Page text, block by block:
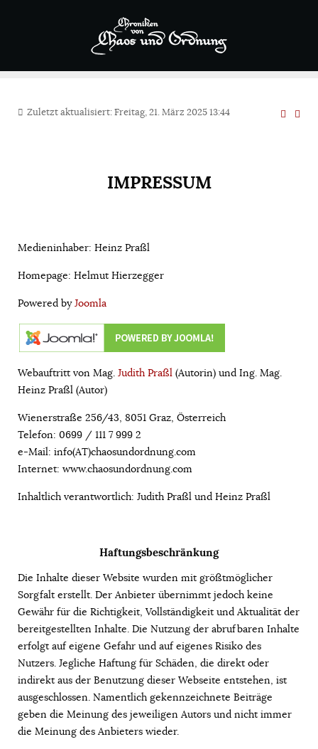
Zuletzt aktualisiert: Freitag, 21. März 2025 13:44
IMPRESSUM
Medieninhaber: Heinz Praßl
Homepage: Helmut Hierzegger
Powered by Joomla
Webauftritt von Mag. Judith Praßl (Autorin) und Ing. Mag.
Heinz Praßl (Autor)
Wienerstraße 256/43, 8051 Graz, Österreich
Telefon: 0699 / 111 7 999 2
e-Mail: info(AT)chaosundordnung.com
Internet: www.chaosundordnung.com
Inhaltlich verantwortlich: Judith Praßl und Heinz Praßl
Haftungsbeschränkung
Die Inhalte dieser Website wurden mit größtmöglicher
Sorgfalt erstellt. Der Anbieter übernimmt jedoch keine
Gewähr für die Richtigkeit, Vollständigkeit und Aktualität der
bereitgestellten Inhalte. Die Nutzung der abrufbaren Inhalte
erfolgt auf eigene Gefahr und auf eigenes Risiko des
Nutzers. Jegliche Haftung für Schäden, die direkt oder
indirekt aus der Benutzung dieser Webseite entstehen, ist
ausgeschlossen. Namentlich gekennzeichnete Beiträge
geben die Meinung des jeweiligen Autors und nicht immer
die Meinung des Anbieters wieder.